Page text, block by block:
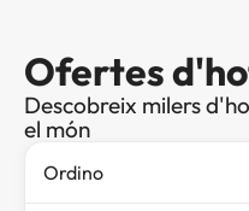
Ofertes
Descobreix milers
el món